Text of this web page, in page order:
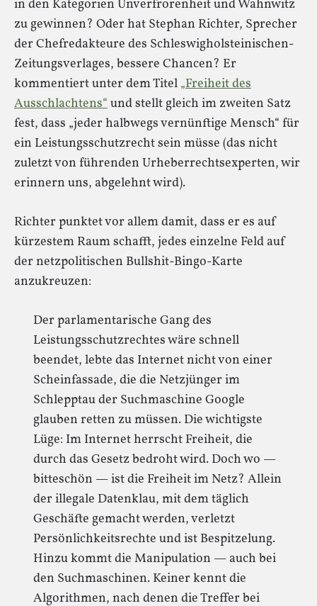
in den Kategorien Unverfrorenheit und Wahnwitz
zu gewinnen? Oder hat Stephan Richter, Sprecher
der Chefredakteure des Schleswigholsteinischen-
Zeitungsverlages, bessere Chancen? Er
kommentiert unter dem Titel „Freiheit des
Ausschlachtens“und stellt gleich im zweiten Satz
fest, dass „jeder halbwegs vernünftige Mensch“ für
ein Leistungsschutzrecht sein müsse (das nicht
zuletzt von führenden Urheberrechtsexperten, wir
erinnern uns, abgelehnt wird).
Richter punktet vor allem damit, dass er es auf
kürzestem Raum schafft, jedes einzelne Feld auf
der netzpolitischen Bullshit-Bingo-Karte
anzukreuzen:
Der parlamentarische Gang des
Leistungsschutzrechtes wäre schnell
beendet, lebte das Internet nicht von einer
Scheinfassade, die die Netzjünger im
Schlepptau der Suchmaschine Google
glauben retten zu müssen. Die wichtigste
Lüge: Im Internet herrscht Freiheit, die
durch das Gesetz bedroht wird. Doch wo —
bitteschön — ist die Freiheit im Netz? Allein
der illegale Datenklau, mit dem täglich
Geschäfte gemacht werden, verletzt
Persönlichkeitsrechte und ist Bespitzelung.
Hinzu kommt die Manipulation — auch bei
den Suchmaschinen. Keiner kennt die
Algorithmen, nach denen die Treffer bei